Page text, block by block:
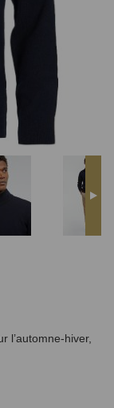
l’automne-hiver,